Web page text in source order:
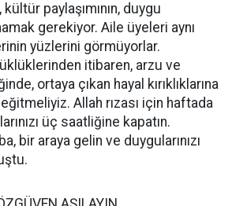
paylaşımının, duygu
gerekiyor. Aile üyeleri aynı
yüzlerini görmüyorlar.
itibaren, arzu ve
ortaya çıkan hayal kırıklıklarına
Allah rızası için haftada
üç saatliğine kapatın.
bir araya gelin ve duygularınızı